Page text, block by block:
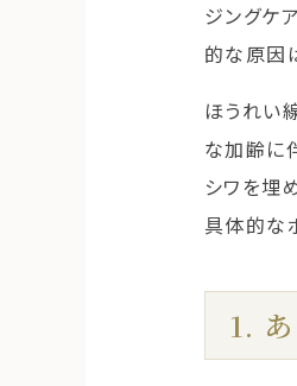
ジングケ
的な原因
ほうれい
な加齢に
シワを埋
具体的な
1.